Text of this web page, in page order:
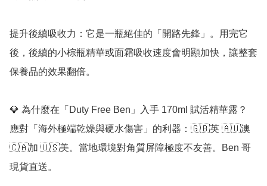
提升後續吸收力：它是一瓶絕佳的「開路先鋒」。用完它
後，後續的小棕瓶精華或面霜吸收速度會明顯加快，讓整套
保養品的效果翻倍。
💎 為什麼在「Duty Free Ben」入手 170ml 賦活精華露？
應對「海外極端乾燥與硬水傷害」的利器：🇬🇧英 🇦🇺澳
🇨🇦加 🇺🇸美。當地環境對角質屏障極度不友善。Ben 哥
現貨直送。